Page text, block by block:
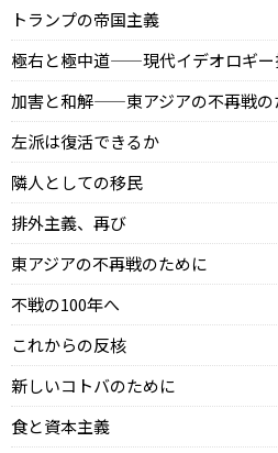
トランプの帝国主義
極右と極中道——現代イデオロギー
加害と和解——東アジアの不再戦の
左派は復活できるか
隣人としての移民
排外主義、再び
東アジアの不再戦のために
不戦の100年へ
これからの反核
新しいコトバのために
食と資本主義